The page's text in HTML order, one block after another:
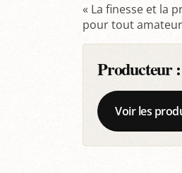
« La finesse et la
pour tout
Producteur
Voir les